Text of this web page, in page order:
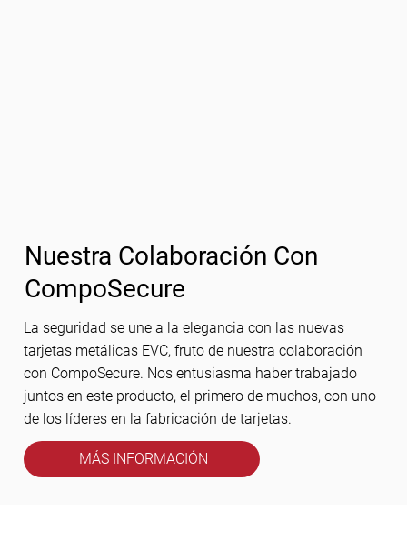
Nuestra Colaboración Con
CompoSecure
La seguridad se une a la elegancia con las nuevas
tarjetas metálicas EVC, fruto de nuestra colaboración
con CompoSecure. Nos entusiasma haber trabajado
juntos en este producto, el primero de muchos, con uno
de los líderes en la fabricación de tarjetas.
MÁS INFORMACIÓN